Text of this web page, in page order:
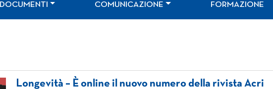
DOCUMENTI COMUNICAZIONE FORMAZIONE
Longevità – È online il nuovo numero della rivista Acri